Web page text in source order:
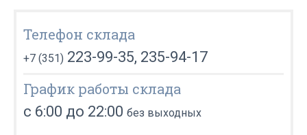
Телефон склада
+7 (351) 223-99-35, 235-94-17
График работы склада
с 6:00 до 22:00 без выходных